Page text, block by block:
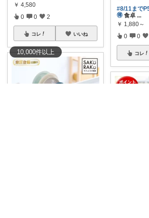
10,000件以上
￥ 4,580
0 0 2
コレ いいね
#8/11まで
🉐 食卓 ...
￥ 1,880～
0 0
コレ